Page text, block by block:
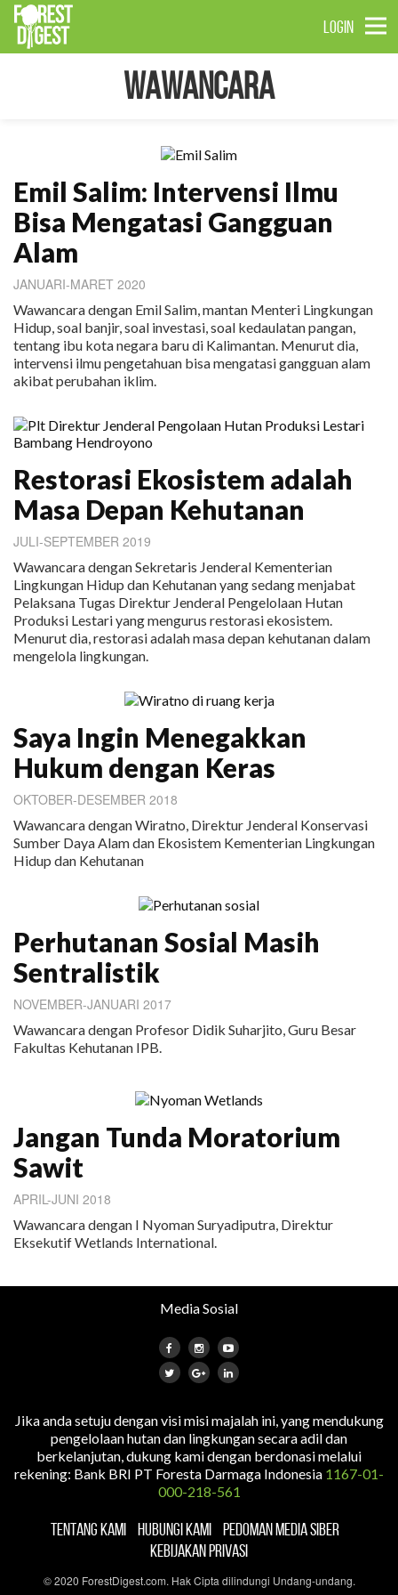
LOGIN
Wawancara
Emil Salim: Intervensi Ilmu
Bisa Mengatasi Gangguan
Alam
JANUARI-MARET 2020
Wawancara dengan Emil Salim, mantan Menteri Lingkungan
Hidup, soal banjir, soal investasi, soal kedaulatan pangan,
tentang ibu kota negara baru di Kalimantan. Menurut dia,
intervensi ilmu pengetahuan bisa mengatasi gangguan alam
akibat perubahan iklim.
Restorasi Ekosistem adalah
Masa Depan Kehutanan
JULI-SEPTEMBER 2019
Wawancara dengan Sekretaris Jenderal Kementerian
Lingkungan Hidup dan Kehutanan yang sedang menjabat
Pelaksana Tugas Direktur Jenderal Pengelolaan Hutan
Produksi Lestari yang mengurus restorasi ekosistem.
Menurut dia, restorasi adalah masa depan kehutanan dalam
mengelola lingkungan.
Saya Ingin Menegakkan
Hukum dengan Keras
OKTOBER-DESEMBER 2018
Wawancara dengan Wiratno, Direktur Jenderal Konservasi
Sumber Daya Alam dan Ekosistem Kementerian Lingkungan
Hidup dan Kehutanan
Perhutanan Sosial Masih
Sentralistik
NOVEMBER-JANUARI 2017
Wawancara dengan Profesor Didik Suharjito, Guru Besar
Fakultas Kehutanan IPB.
Jangan Tunda Moratorium
Sawit
APRIL-JUNI 2018
Wawancara dengan I Nyoman Suryadiputra, Direktur
Eksekutif Wetlands International.
Media Sosial
Jika anda setuju dengan visi misi majalah ini, yang mendukung
pengelolaan hutan dan lingkungan secara adil dan
berkelanjutan, dukung kami dengan berdonasi melalui
rekening: Bank BRI PT Foresta Darmaga Indonesia 1167-01-
000-218-561
TENTANG KAMI HUBUNGI KAMI
PEDOMAN MEDIA SIBER
KEBIJAKAN PRIVASI
© 2020 ForestDigest.com. Hak Cipta dilindungi Undang-undang.